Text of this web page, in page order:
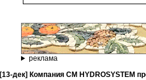
реклама
[13-дек] Компания CM HYDROSYSTEM